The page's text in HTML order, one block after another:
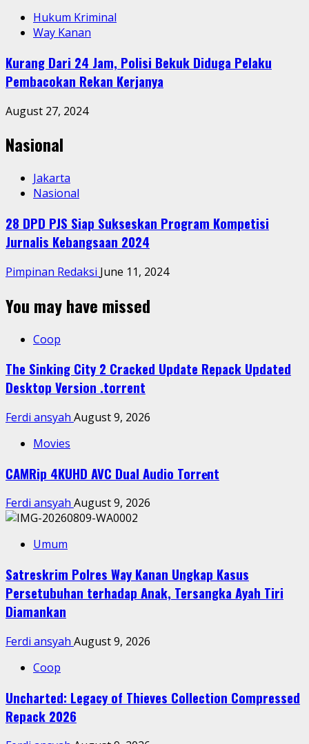
Hukum Kriminal
Way Kanan
Kurang Dari 24 Jam, Polisi Bekuk Diduga Pelaku
Pembacokan Rekan Kerjanya
August 27, 2024
Nasional
Jakarta
Nasional
28 DPD PJS Siap Sukseskan Program Kompetisi
Jurnalis Kebangsaan 2024
Pimpinan Redaksi June 11, 2024
You may have missed
Coop
The Sinking City 2 Cracked Update Repack Updated
Desktop Version .torrent
Ferdi ansyah August 9, 2026
Movies
CAMRip 4KUHD AVC Dual Audio Torr𝐞nt
Ferdi ansyah August 9, 2026
Umum
Satreskrim Polres Way Kanan Ungkap Kasus
Persetubuhan terhadap Anak, Tersangka Ayah Tiri
Diamankan
Ferdi ansyah August 9, 2026
Coop
Uncharted: Legacy of Thieves Collection Compressed
Repack 2026